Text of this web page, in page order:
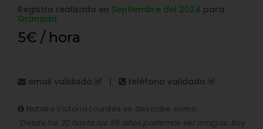
Registro realizado en Septiembre del 2024 para
Granada
5€ / hora
email validado | teléfono validado
Natalia Victoria Lourdes se describe como:
"Desde los 20 hasta los 55 años podemos ser amigos, Soy